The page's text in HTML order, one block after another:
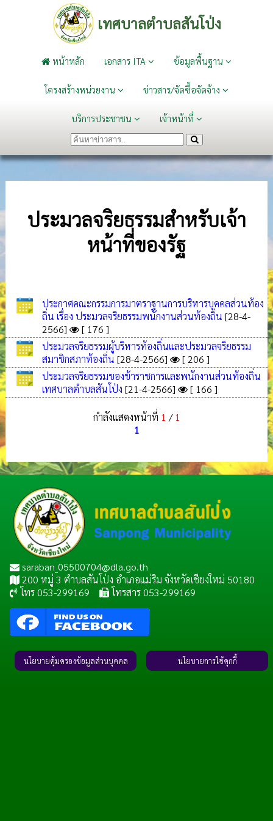
เทศบาลตำบลสันโป่ง
หน้าหลัก เอกสาร ITA ข้อมูลพื้นฐาน
โครงสร้างหน่วยงาน ข่าวสาร/จัดซื้อจัดจ้าง
บริการประชาชน เจ้าหน้าที่
ประมวลจริยธรรมสำหรับเจ้า
หน้าที่ของรัฐ
ประกาศคณะกรรมการมาตราฐานการบริหารบุคคลส่วนท้อง
ถิ่น เรื่อง ประมวลจริยธรรมพนักงานส่วนท้องถิ่น [28-4-
2566]
[ 176 ]
ประมวลจริยธรรมผู้บริหารท้องถิ่นและประมวลจริยธรรม
สมาชิกสภาท้องถิ่น [28-4-2566]
[ 206 ]
ประมวลจริยธรรมของข้าราชการและพนักงานส่วนท้องถิ่น
เทศบาลตำบลสันโป่ง [21-4-2566] [ 166 ]
กำลังแสดงหน้าที่ 1 / 1
1
saraban_05500704@dla.go.th
200 หมู่ 3 ตำบลสันโป่ง อำเภอแม่ริม จังหวัดเชียงใหม่ 50180
โทร 053-299169
โทรสาร 053-299169
นโยบายคุ้มครองข้อมูลส่วนบุคคล นโยบายการใช้คุกกี้